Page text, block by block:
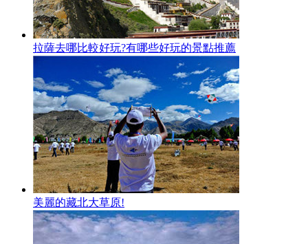
拉薩去哪比較好玩?有哪些好玩的景點推薦
美麗的藏北大草原!